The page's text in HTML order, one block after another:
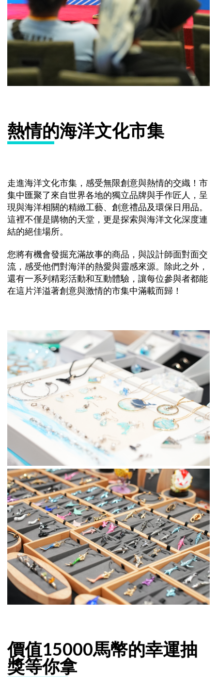
熱情的海洋文化市集
走進海洋文化市集，感受無限創意與熱情的交織！市
集中匯聚了來自世界各地的獨立品牌與手作匠人，呈
現與海洋相關的精緻工藝、創意禮品及環保日用品。
這裡不僅是購物的天堂，更是探索與海洋文化深度連
結的絕佳場所。
您將有機會發掘充滿故事的商品，與設計師面對面交
流，感受他們對海洋的熱愛與靈感來源。除此之外，
還有一系列精彩活動和互動體驗，讓每位參與者都能
在這片洋溢著創意與激情的市集中滿載而歸！
價值15000馬幣的幸運抽
獎等你拿